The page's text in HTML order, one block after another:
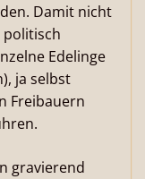
Damit nicht
politisch
Edelinge
ja selbst
Freibauern
gravierend